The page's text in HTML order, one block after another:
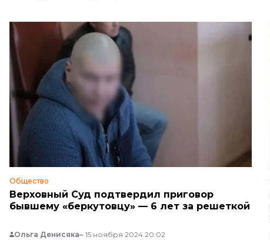
Общество
Верховный Суд подтвердил приговор
бывшему «беркутовцу» — 6 лет за решеткой
Ольга Денисяка 15 ноября 2024 20:02